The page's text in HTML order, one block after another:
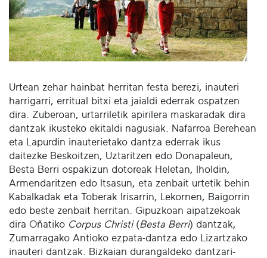
Urtean zehar hainbat herritan festa berezi, inauteri
harrigarri, erritual bitxi eta jaialdi ederrak ospatzen
dira. Zuberoan, urtarriletik apirilera maskaradak dira
dantzak ikusteko ekitaldi nagusiak. Nafarroa Berehean
eta Lapurdin inauterietako dantza ederrak ikus
daitezke Beskoitzen, Uztaritzen edo Donapaleun,
Besta Berri ospakizun dotoreak Heletan, Iholdin,
Armendaritzen edo Itsasun, eta zenbait urtetik behin
Kabalkadak eta Toberak Irisarrin, Lekornen, Baigorrin
edo beste zenbait herritan. Gipuzkoan aipatzekoak
dira Oñatiko Corpus Christi(Besta Berri) dantzak,
Zumarragako Antioko ezpata-dantza edo Lizartzako
inauteri dantzak. Bizkaian durangaldeko dantzari-